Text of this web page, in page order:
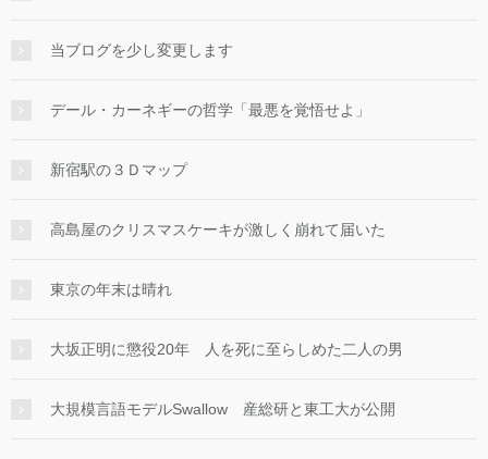
当ブログを少し変更します
デール・カーネギーの哲学「最悪を覚悟せよ」
新宿駅の３Ｄマップ
高島屋のクリスマスケーキが激しく崩れて届いた
東京の年末は晴れ
大坂正明に懲役20年 人を死に至らしめた二人の男
大規模言語モデルSwallow 産総研と東工大が公開